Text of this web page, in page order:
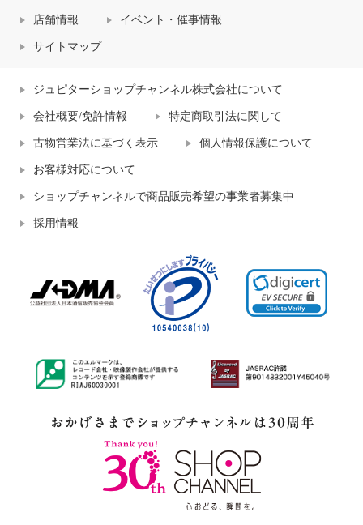
店舗情報 イベント・催事情報
サイトマップ
ジュピターショップチャンネル株式会社について
会社概要/免許情報 特定商取引法に関して
古物営業法に基づく表示 個人情報保護について
お客様対応について
ショップチャンネルで商品販売希望の事業者募集中
採用情報